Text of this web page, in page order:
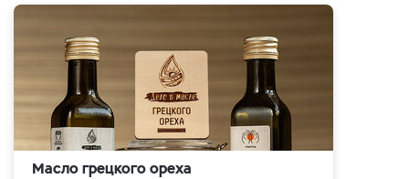
Масло грецкого ореха